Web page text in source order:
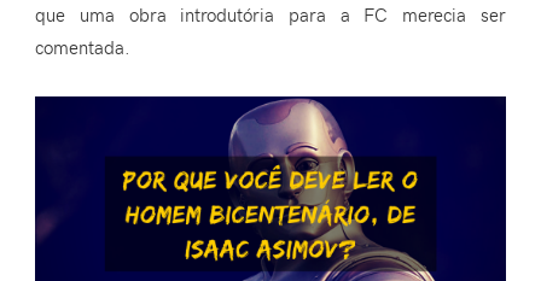
que uma obra introdutória para a FC merecia ser
comentada.